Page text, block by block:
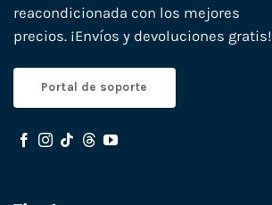
reacondicionada con los mejores
precios. ¡Envíos y devoluciones gratis!
Portal de soporte